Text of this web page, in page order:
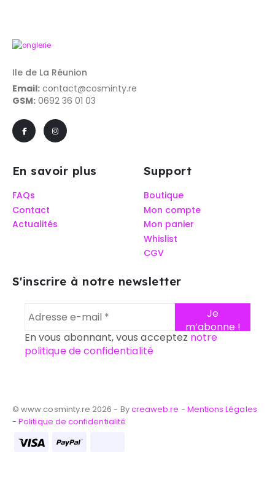
Ile de La Réunion
Email: contact@cosminty.re
GSM: 0692 36 01 03
En savoir plus
FAQs
Contact
Actualités
Support
Boutique
Mon compte
Mon panier
Whislist
CGV
S'inscrire à notre newsletter
En vous abonnant, vous acceptez notre
politique de confidentialité
© www.cosminty.re 2026 - Bycreaweb.re - Mentions Légales
-Politique de confidentialité